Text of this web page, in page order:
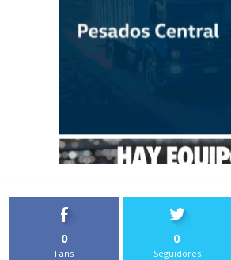
0
Fans
0
Seguidores